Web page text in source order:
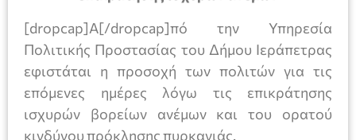
[dropcap]Α[/dropcap]πό την Υπηρεσία
Πολιτικής Προστασίας του Δήμου Ιεράπετρας
εφιστάται η προσοχή των πολιτών για τις
επόμενες ημέρες λόγω τις επικράτησης
ισχυρών βορείων ανέμων και του ορατού
κινδύνου πρόκλησης πυρκαγιάς.